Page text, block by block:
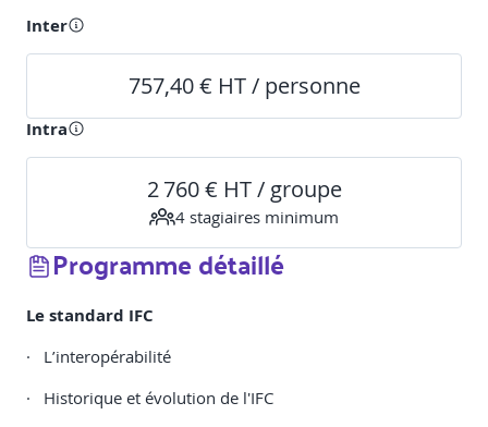
Inter
757,40 € HT / personne
Intra
2 760 € HT / groupe
4 stagiaires minimum
Programme détaillé
Le standard IFC
· L’interopérabilité
· Historique et évolution de l'IFC